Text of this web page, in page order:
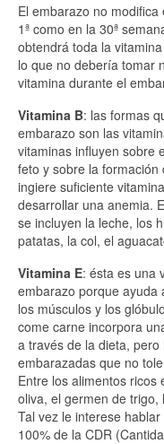
El embarazo no
1ª como en la 30ª
obtendrá toda la
lo que no debería tomar
vitamina durante el
Vitamina B: las formas
embarazo son las
vitaminas influyen sobre
feto y sobre la
ingiere suficiente
desarrollar una anemia.
se incluyen la leche, los
patatas, la col, el
Vitamina E: ésta es una
embarazo porque ayuda
los músculos y los
come carne incorpora
a través de la dieta,
embarazadas que no
Entre los alimentos ricos
oliva, el germen de
Tal vez le interese
100% de la CDR